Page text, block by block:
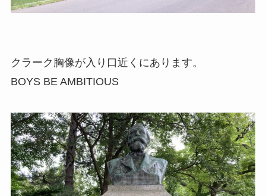
クラーク胸像が入り口近くにあります。
BOYS BE AMBITIOUS